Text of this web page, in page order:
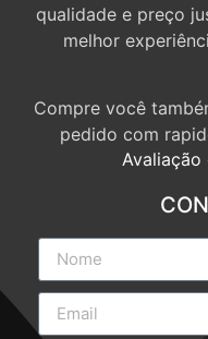
qualidade e preço
melhor
Compre você
pedido com
Avaliação